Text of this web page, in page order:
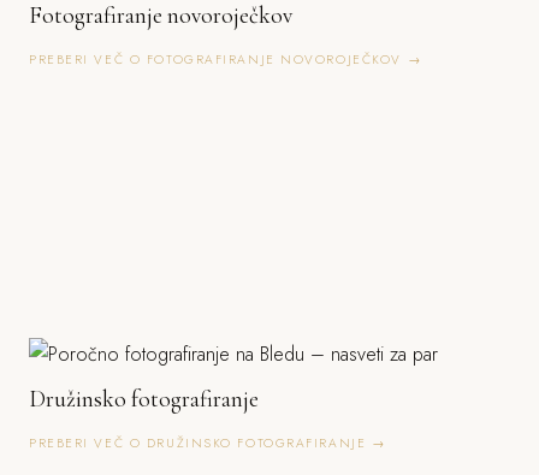
Fotografiranje novoroječkov
PREBERI VEČ O FOTOGRAFIRANJE NOVOROJEČKOV →
Družinsko fotografiranje
PREBERI VEČ O DRUŽINSKO FOTOGRAFIRANJE →